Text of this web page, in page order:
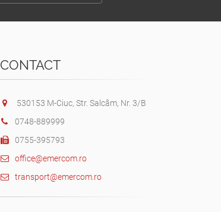
CONTACT
530153 M-Ciuc, Str. Salcâm, Nr. 3/B
0748-889999
0755-395793
office@emercom.ro
transport@emercom.ro